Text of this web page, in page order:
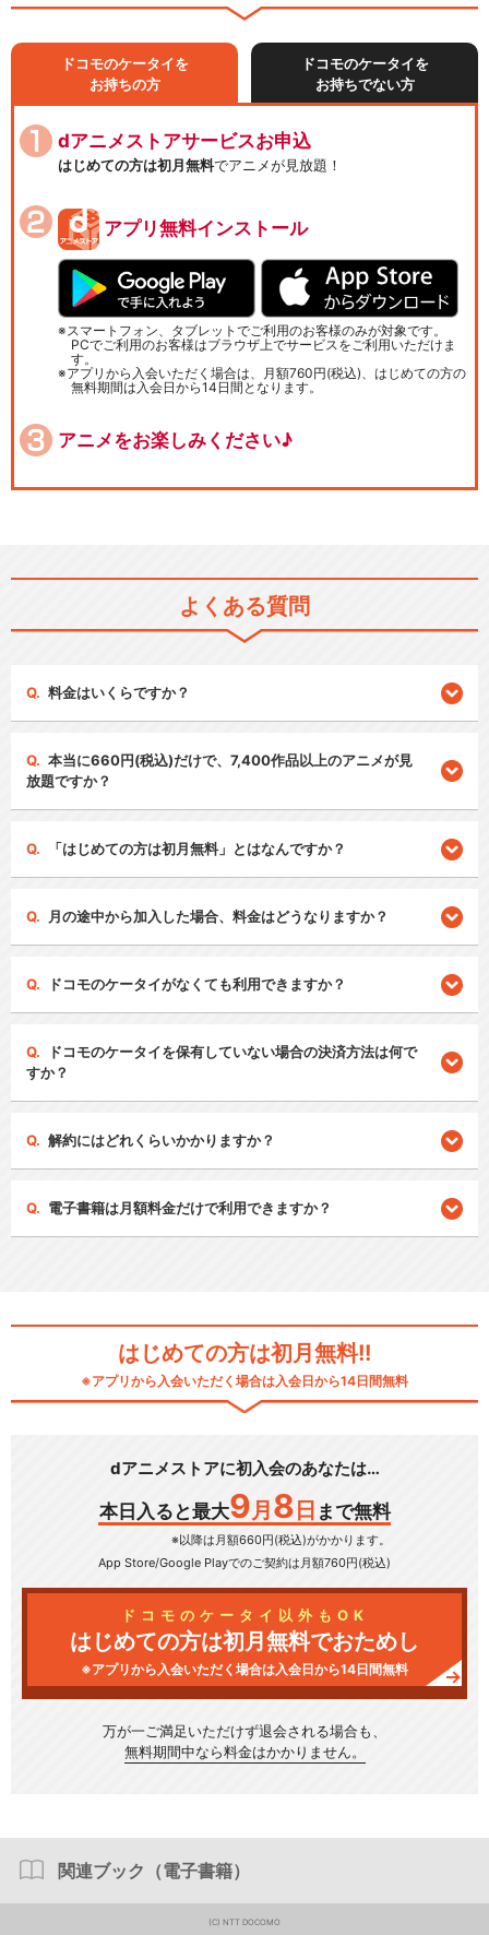
ドコモのケータイを
お持ちの方
ドコモのケータイを
お持ちでない方
dアニメストアサービスお申込
はじめての方は初月無料でアニメが見放題！
アプリ無料インストール
スマートフォン、タブレットでご利用のお客様のみが対象です。
PCでご利用のお客様はブラウザ上でサービスをご利用いただけま
す。
アプリから入会いただく場合は、月額760円(税込)、はじめての方の
無料期間は入会日から14日間となります。
アニメをお楽しみください♪
よくある質問
料金はいくらですか？
本当に660円(税込)だけで、7,400作品以上のアニメが見
放題ですか？
「はじめての方は初月無料」とはなんですか？
月の途中から加入した場合、料金はどうなりますか？
ドコモのケータイがなくても利用できますか？
ドコモのケータイを保有していない場合の決済方法は何で
すか？
解約にはどれくらいかかりますか？
電子書籍は月額料金だけで利用できますか？
はじめての方は初月無料!!
※アプリから入会いただく場合は入会日から14日間無料
dアニメストアに初入会のあなたは…
本日入ると最大9 月 8 日 まで無料
※以降は月額660円(税込)がかかります。
App Store/Google Playでのご契約は月額760円(税込)
ドコモのケータイ以外もOK
はじめての方は初月無料でおためし
※アプリから入会いただく場合は入会日から14日間無料
万が一ご満足いただけず退会される場合も、
無料期間中なら料金はかかりません。
関連ブック（電子書籍）
(C) NTT DOCOMO